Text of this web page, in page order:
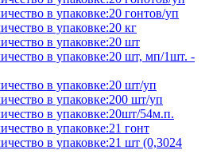
в упаковке:20 гонтов/уп
в упаковке:20 кг
в упаковке:20 шт
в упаковке:20 шт, мп/1шт. -
в упаковке:20 шт/уп
в упаковке:200 шт/уп
в упаковке:20шт/54м.п.
в упаковке:21 гонт
в упаковке:21 шт (0,3024